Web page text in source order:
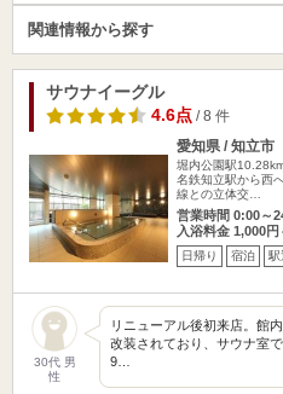
関連情報から探す
サウナイーグル
4.6点/ 8 件
愛知県 / 知立市
堀内公園駅
名鉄知立駅から西
線との立体交…
営業時間 0:00～
入浴料金 1,000円
日帰り 宿泊 駅
30代 男
性
リニューアル後初来店。館
改装されており、サウナ室
9…